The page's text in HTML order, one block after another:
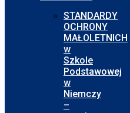
STANDARDY
OCHRONY
MAŁOLETNICH
w
Szkole
Podstawowej
w
Niemczy
–